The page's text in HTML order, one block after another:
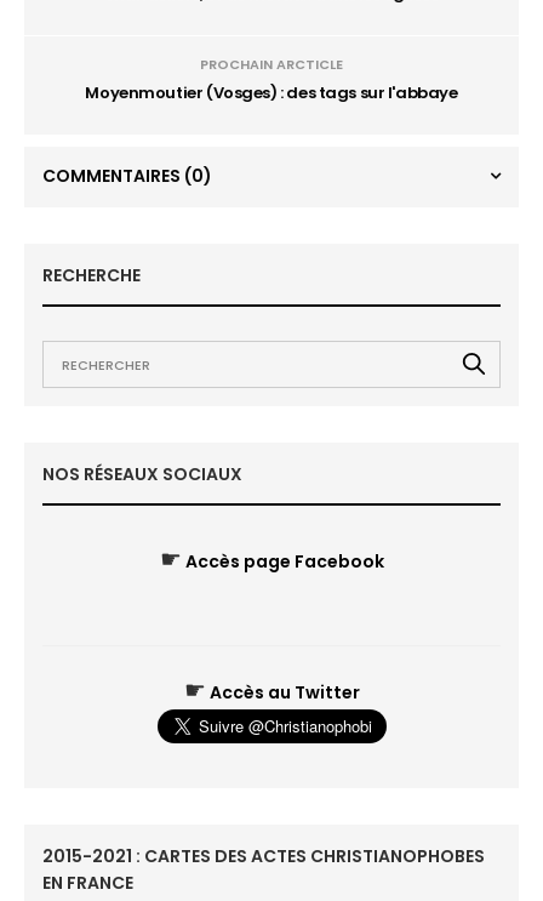
PROCHAIN ARCTICLE
Moyenmoutier (Vosges) : des tags sur l'abbaye
COMMENTAIRES (0)
RECHERCHE
NOS RÉSEAUX SOCIAUX
☛ Accès page Facebook
☛ Accès au Twitter
2015-2021 : CARTES DES ACTES CHRISTIANOPHOBES
EN FRANCE